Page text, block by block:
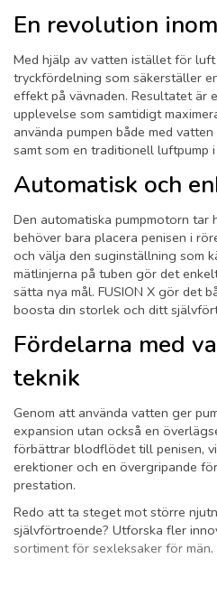
En revolution
Med hjälp av vatten istället för luft
tryckfördelning som säkerställer
effekt på vävnaden. Resultatet är
upplevelse som samtidigt
använda pumpen både med
samt som en traditionell luftpump i
Automatisk och
Den automatiska pumpmotorn tar
behöver bara placera penisen i
och välja den suginställning som
mätlinjerna på tuben gör det
sätta nya mål. FUSION X gör det
boosta din storlek och ditt
Fördelarna med
teknik
Genom att använda vatten ger
expansion utan också en
förbättrar blodflödet till penisen,
erektioner och en övergripande
prestation.
Redo att ta steget mot större
självförtroende? Utforska fler
sortiment för sexleksaker för män.